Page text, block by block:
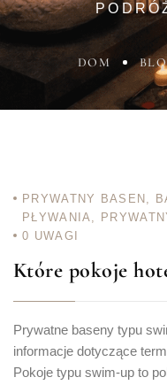
DOM
PRYWATNY BASEN ,
PŁYWANIA,
0 UWAGI
Które pokoje
Prywatne baseny typu
informacje dotyczące
Pokoje typu swim-up to